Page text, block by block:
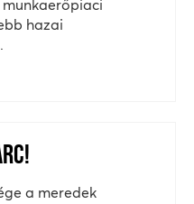
hazai
a meredek